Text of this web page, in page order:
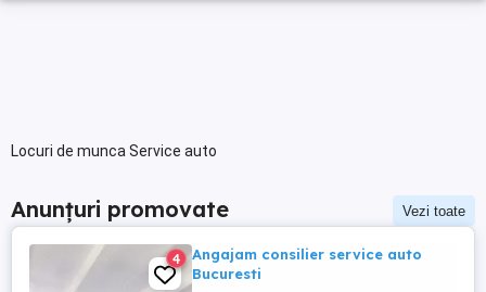
Locuri de munca Service auto
Anunțuri promovate Vezi toate
4
Angajam consilier service auto
Bucuresti